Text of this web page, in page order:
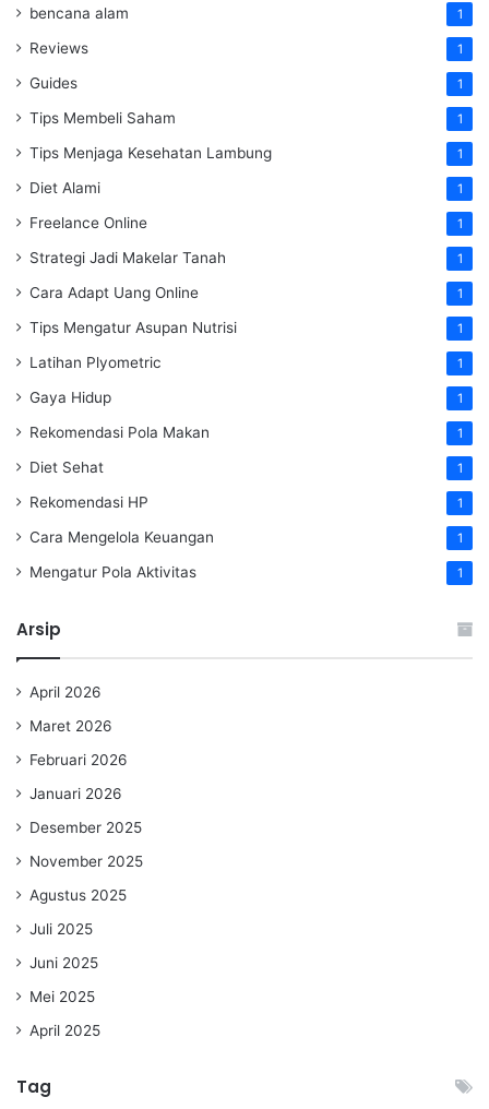
bencana alam 1
Reviews 1
Guides 1
Tips Membeli Saham 1
Tips Menjaga Kesehatan Lambung 1
Diet Alami 1
Freelance Online 1
Strategi Jadi Makelar Tanah 1
Cara Adapt Uang Online 1
Tips Mengatur Asupan Nutrisi 1
Latihan Plyometric 1
Gaya Hidup 1
Rekomendasi Pola Makan 1
Diet Sehat 1
Rekomendasi HP 1
Cara Mengelola Keuangan 1
Mengatur Pola Aktivitas 1
Arsip
April 2026
Maret 2026
Februari 2026
Januari 2026
Desember 2025
November 2025
Agustus 2025
Juli 2025
Juni 2025
Mei 2025
April 2025
Tag